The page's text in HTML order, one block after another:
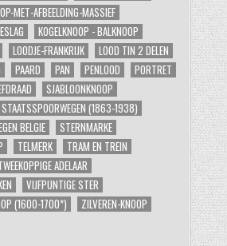
MET-AFBEELDING-MASSIEF
KOGELKNOOP - BALKNOOP
LOODJE-FRANKRIJK
LOOD TIN 2 DELEN
PAARD PAN PENLOOD
PORTRET
SJABLOONKNOOP
STAATSSPOORWEGEN (1863-1938)
BELGIE
STERNMARKE
TELMERK
TRAM EN TREIN
ADELAAR
VIJFPUNTIGE STER
(1600-1700*)
ZILVEREN-KNOOP